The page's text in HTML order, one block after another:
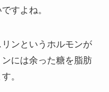
すよね。
ンというホルモンが
には余った糖を脂肪
。